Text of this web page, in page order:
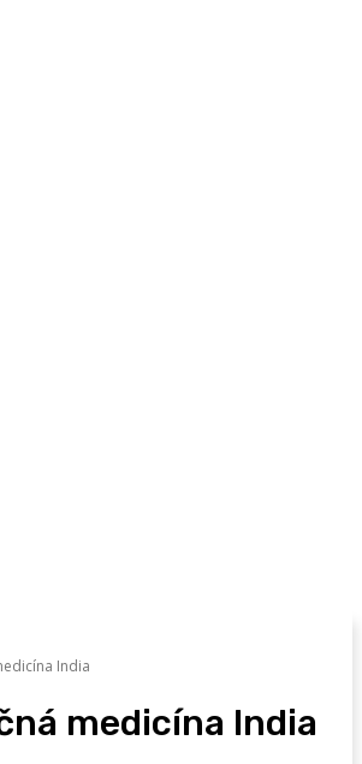
India
medicína India